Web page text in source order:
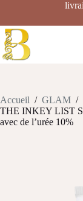
contenu
Accueil / GLAM /
THE INKEY LIST
avec de l’urée 10%